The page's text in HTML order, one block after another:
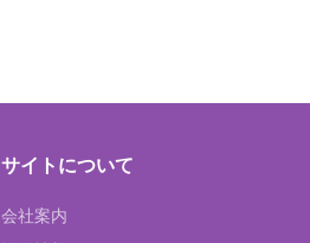
サイトについて
会社案内